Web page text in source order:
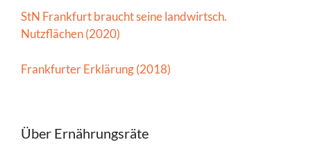
StN Frankfurt braucht seine landwirtsch.
Nutzflächen (2020)
Frankfurter Erklärung (2018)
Über Ernährungsräte